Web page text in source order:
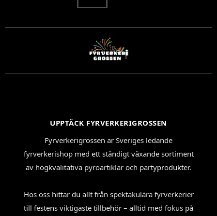
UPPTÄCK FYRVERKERIGROSSEN
Fyrverkerigrossen är Sveriges ledande
fyrverkerishop med ett ständigt växande sortiment
av högkvalitativa pyroartiklar och partyprodukter.
Hos oss hittar du allt från spektakulära fyrverkerier
till festens viktigaste tillbehör – alltid med fokus på